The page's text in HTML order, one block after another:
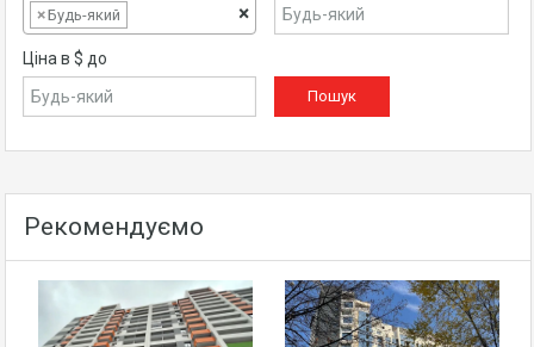
×
×Будь-який
Ціна в $ до
Рекомендуємо